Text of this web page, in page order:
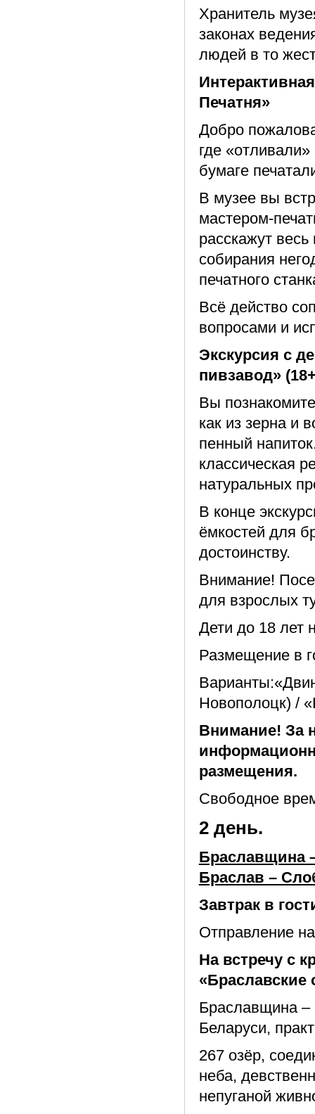
Хранитель
законах
людей в то
Печатня»
Добро
где
бумаге
В музее вы
мастером-
расскажут
собирания
печатного
Всё действо
вопросами и
Экскурсия с
пивзавод»
Вы
как из зерна и
пенный
классическая
натуральных
В конце
ёмкостей для
достоинству.
Внимание!
для взрослых
Дети до 18 лет
Размещение в
Новополоцк) /
Внимание! За
размещения.
Свободное
2 день.
Браславщина
Браслав –
Завтрак в
Отправление
На встречу с
«Браславские
Браславщина –
Беларуси,
267 озёр,
неба,
непуганой